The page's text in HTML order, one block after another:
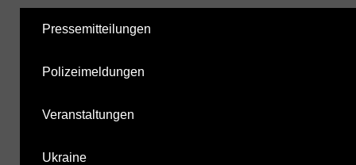
Pressemitteilungen
Polizeimeldungen
Veranstaltungen
Ukraine